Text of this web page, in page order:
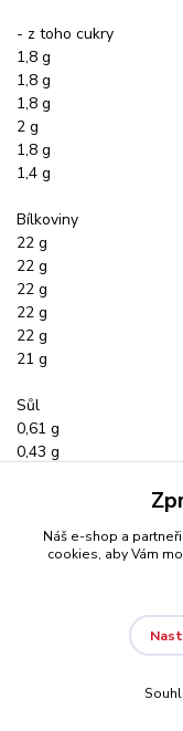
- z toho cukry
1,8 g
1,8 g
1,8 g
2 g
1,8 g
1,4 g
Bílkoviny
22 g
22 g
22 g
22 g
22 g
21 g
Sůl
0,61 g
0,43 g
0,47 gNáš e-shop a
cookies, aby Vám